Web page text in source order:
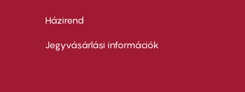
Footer
menu
Házirend
Jegyvásárlási információk